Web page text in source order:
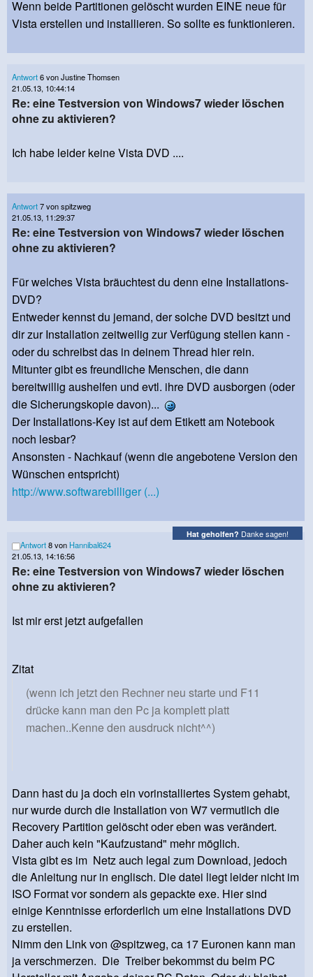
Wenn beide Partitionen gelöscht wurden EINE neue für
Vista erstellen und installieren. So sollte es funktionieren.
Antwort6 von Justine Thomsen
21.05.13, 10:44:14
Re: eine Testversion von Windows7 wieder löschen
ohne zu aktivieren?
Ich habe leider keine Vista DVD ....
Antwort7 von spitzweg
21.05.13, 11:29:37
Re: eine Testversion von Windows7 wieder löschen
ohne zu aktivieren?
Für welches Vista bräuchtest du denn eine Installations-
DVD?
Entweder kennst du jemand, der solche DVD besitzt und
dir zur Installation zeitweilig zur Verfügung stellen kann -
oder du schreibst das in deinem Thread hier rein.
Mitunter gibt es freundliche Menschen, die dann
bereitwillig aushelfen und evtl. ihre DVD ausborgen (oder
die Sicherungskopie davon)...
Der Installations-Key ist auf dem Etikett am Notebook
noch lesbar?
Ansonsten - Nachkauf (wenn die angebotene Version den
Wünschen entspricht)
http://www.softwarebilliger (...)
Hat geholfen? Danke sagen!
Antwort8 von Hannibal624
21.05.13, 14:16:56
Re: eine Testversion von Windows7 wieder löschen
ohne zu aktivieren?
Ist mir erst jetzt aufgefallen
Zitat
(wenn ich jetzt den Rechner neu starte und F11
drücke kann man den Pc ja komplett platt
machen..Kenne den ausdruck nicht^^)
Dann hast du ja doch ein vorinstalliertes System gehabt,
nur wurde durch die Installation von W7 vermutlich die
Recovery Partition gelöscht oder eben was verändert.
Daher auch kein "Kaufzustand" mehr möglich.
Vista gibt es im Netz auch legal zum Download, jedoch
die Anleitung nur in englisch. Die datei liegt leider nicht im
ISO Format vor sondern als gepackte exe. Hier sind
einige Kenntnisse erforderlich um eine Installations DVD
zu erstellen.
Nimm den Link von @spitzweg, ca 17 Euronen kann man
ja verschmerzen. Die Treiber bekommst du beim PC